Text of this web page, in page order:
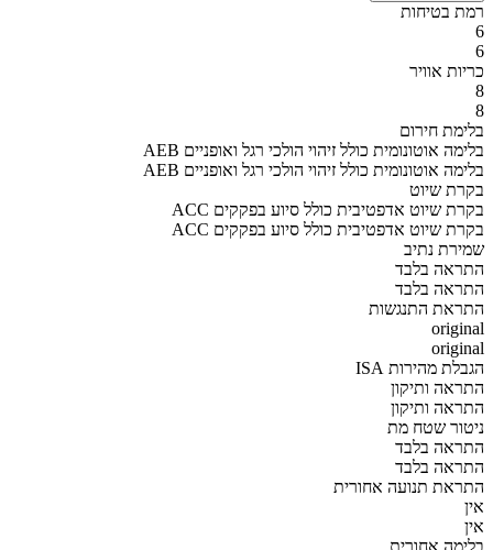
רמת בטיחות
6
6
כריות אוויר
8
8
בלימת חירום
AEB בלימה אוטונומית כולל זיהוי הולכי רגל ואופניים
AEB בלימה אוטונומית כולל זיהוי הולכי רגל ואופניים
בקרת שיוט
ACC בקרת שיוט אדפטיבית כולל סיוע בפקקים
ACC בקרת שיוט אדפטיבית כולל סיוע בפקקים
שמירת נתיב
התראה בלבד
התראה בלבד
התראת התנגשות
original
original
הגבלת מהירות ISA
התראה ותיקון
התראה ותיקון
ניטור שטח מת
התראה בלבד
התראה בלבד
התראת תנועה אחורית
אין
אין
בלימה אחורית